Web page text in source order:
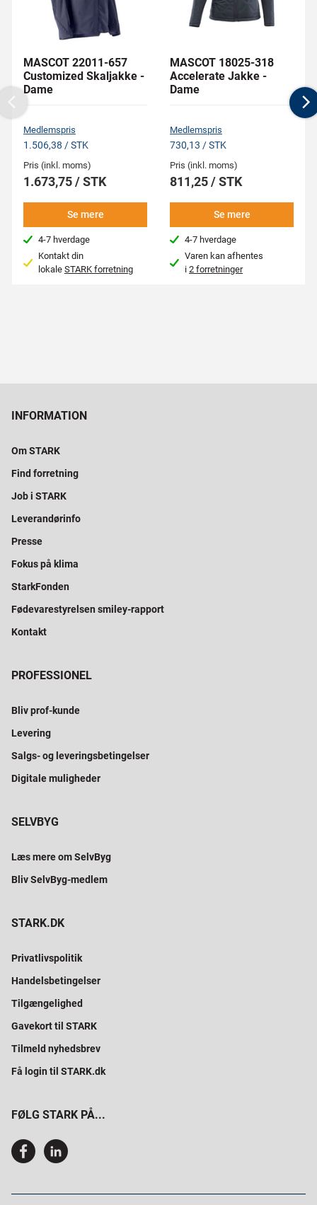
MASCOT 22011-657
Customized Skaljakke -
Dame
Medlemspris
1.506,38 / STK
Pris (inkl. moms)
1.673,75 / STK
Se mere
4-7 hverdage
Kontakt din
lokale STARK forretning
MASCOT 18025-318
Accelerate Jakke -
Dame
Medlemspris
730,13 / STK
Pris (inkl. moms)
811,25 / STK
Se mere
4-7 hverdage
Varen kan afhentes
i2 forretninger
Previous
INFORMATION
Om STARK
Find forretning
Job i STARK
Leverandørinfo
Presse
Fokus på klima
StarkFonden
Fødevarestyrelsen smiley-rapport
Kontakt
PROFESSIONEL
Bliv prof-kunde
Levering
Salgs- og leveringsbetingelser
Digitale muligheder
SELVBYG
Læs mere om SelvByg
Bliv SelvByg-medlem
STARK.DK
Privatlivspolitik
Handelsbetingelser
Tilgængelighed
Gavekort til STARK
Tilmeld nyhedsbrev
Få login til STARK.dk
FØLG STARK PÅ...